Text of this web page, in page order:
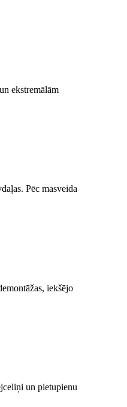
ekstremālām
Pēc masveida
iekšējo
un pietupienu